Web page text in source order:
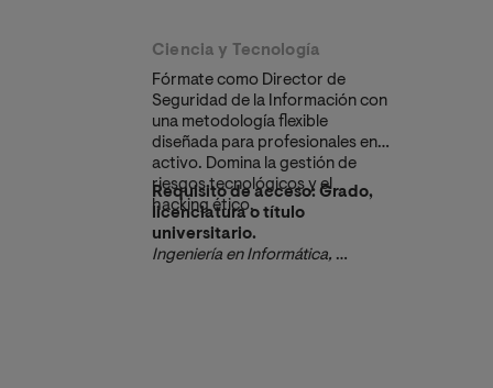
Ciencia y Tecnología
Fórmate como Director de
Seguridad de la Información con
una metodología flexible
diseñada para profesionales en
activo. Domina la gestión de
riesgos tecnológicos y el
hacking ético.
Requisito de acceso: Grado,
licenciatura o título
universitario.
Ingeniería en Informática,